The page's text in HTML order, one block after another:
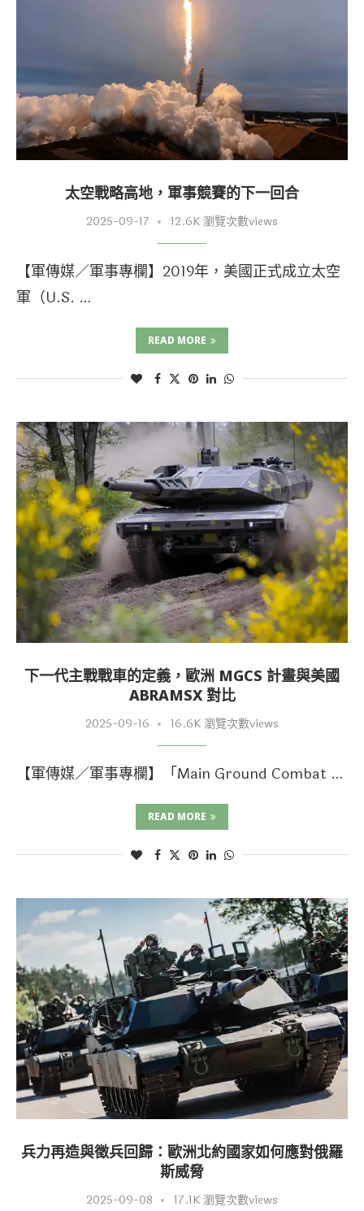
太空戰略高地，軍事競賽的下一回合
2025-09-17 12.6K 瀏覽次數views
【軍傳媒／軍事專欄】2019年，美國正式成立太空
軍（U.S. …
READ MORE
下一代主戰戰車的定義，歐洲 MGCS 計畫與美國
ABRAMSX 對比
2025-09-16 16.6K 瀏覽次數views
【軍傳媒／軍事專欄】「Main Ground Combat …
READ MORE
兵力再造與徵兵回歸：歐洲北約國家如何應對俄羅
斯威脅
2025-09-08 17.1K 瀏覽次數views